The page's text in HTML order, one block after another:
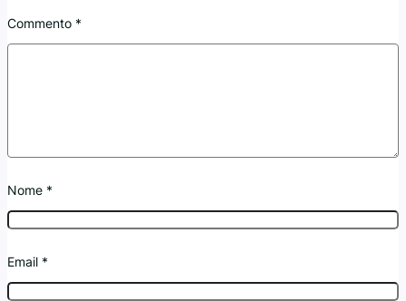
Commento *
Nome *
Email *